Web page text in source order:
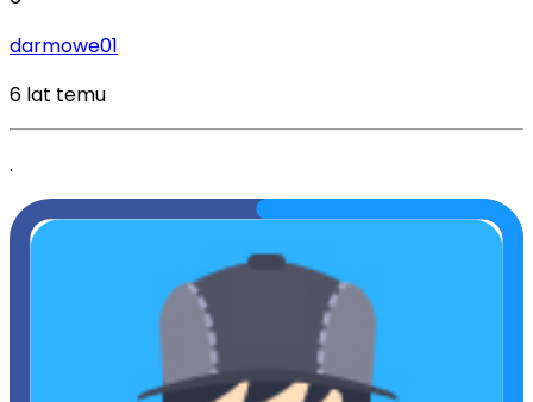
darmowe01
6 lat temu
.